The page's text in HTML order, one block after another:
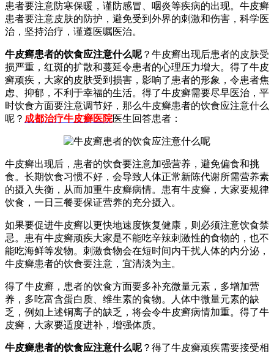
患者要注意防寒保暖，谨防感冒、咽炎等疾病的出现。牛皮癣
患者要注意皮肤的防护，避免受到外界的刺激和伤害，科学医
治，坚持治疗，谨遵医嘱医治。
牛皮癣患者的饮食应注意什么呢？牛皮癣出现后患者的皮肤受
损严重，红斑的扩散和蔓延令患者的心理压力增大。得了牛皮
癣顽疾，大家的皮肤受到损害，影响了患者的形象，令患者焦
虑、抑郁，不利于幸福的生活。得了牛皮癣需要尽早医治，平
时饮食方面要注意调节好，那么牛皮癣患者的饮食应注意什么
呢？ 成都治疗牛皮癣医院医生回答患者：
牛皮癣出现后，患者的饮食要注意加强营养，避免偏食和挑
食。长期饮食习惯不好，会导致人体正常新陈代谢所需营养素
的摄入失衡，从而加重牛皮癣病情。患有牛皮癣，大家要规律
饮食，一日三餐要保证营养的充分摄入。
如果要促进牛皮癣以更快地速度恢复健康，则必须注意饮食禁
忌。患有牛皮癣顽疾大家是不能吃辛辣刺激性的食物的，也不
能吃海鲜等发物。刺激食物会在短时间内干扰人体的内分泌，
牛皮癣患者的饮食要注意，宜清淡为主。
得了牛皮癣，患者的饮食方面要多补充微量元素，多增加营
养，多吃富含蛋白质、维生素的食物。人体中微量元素的缺
乏，例如上述铜离子的缺乏，将会令牛皮癣病情加重。得了牛
皮癣，大家要适度进补，增强体质。
牛皮癣患者的饮食应注意什么呢？得了牛皮癣顽疾需要接受相